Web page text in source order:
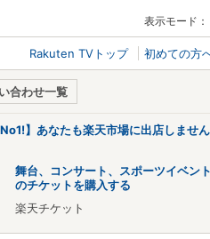
表示モード：
Rakuten TVトップ 初めての方
合わせ一覧
No1!】あなたも楽天市場に出店しま
舞台、コンサート、スポーツイベント
のチケットを購入する
楽天チケット